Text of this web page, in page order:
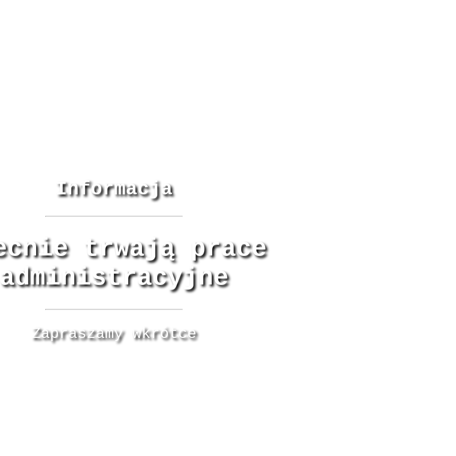
Informacja
trwają prace
administracyjne
Zapraszamy wkrótce